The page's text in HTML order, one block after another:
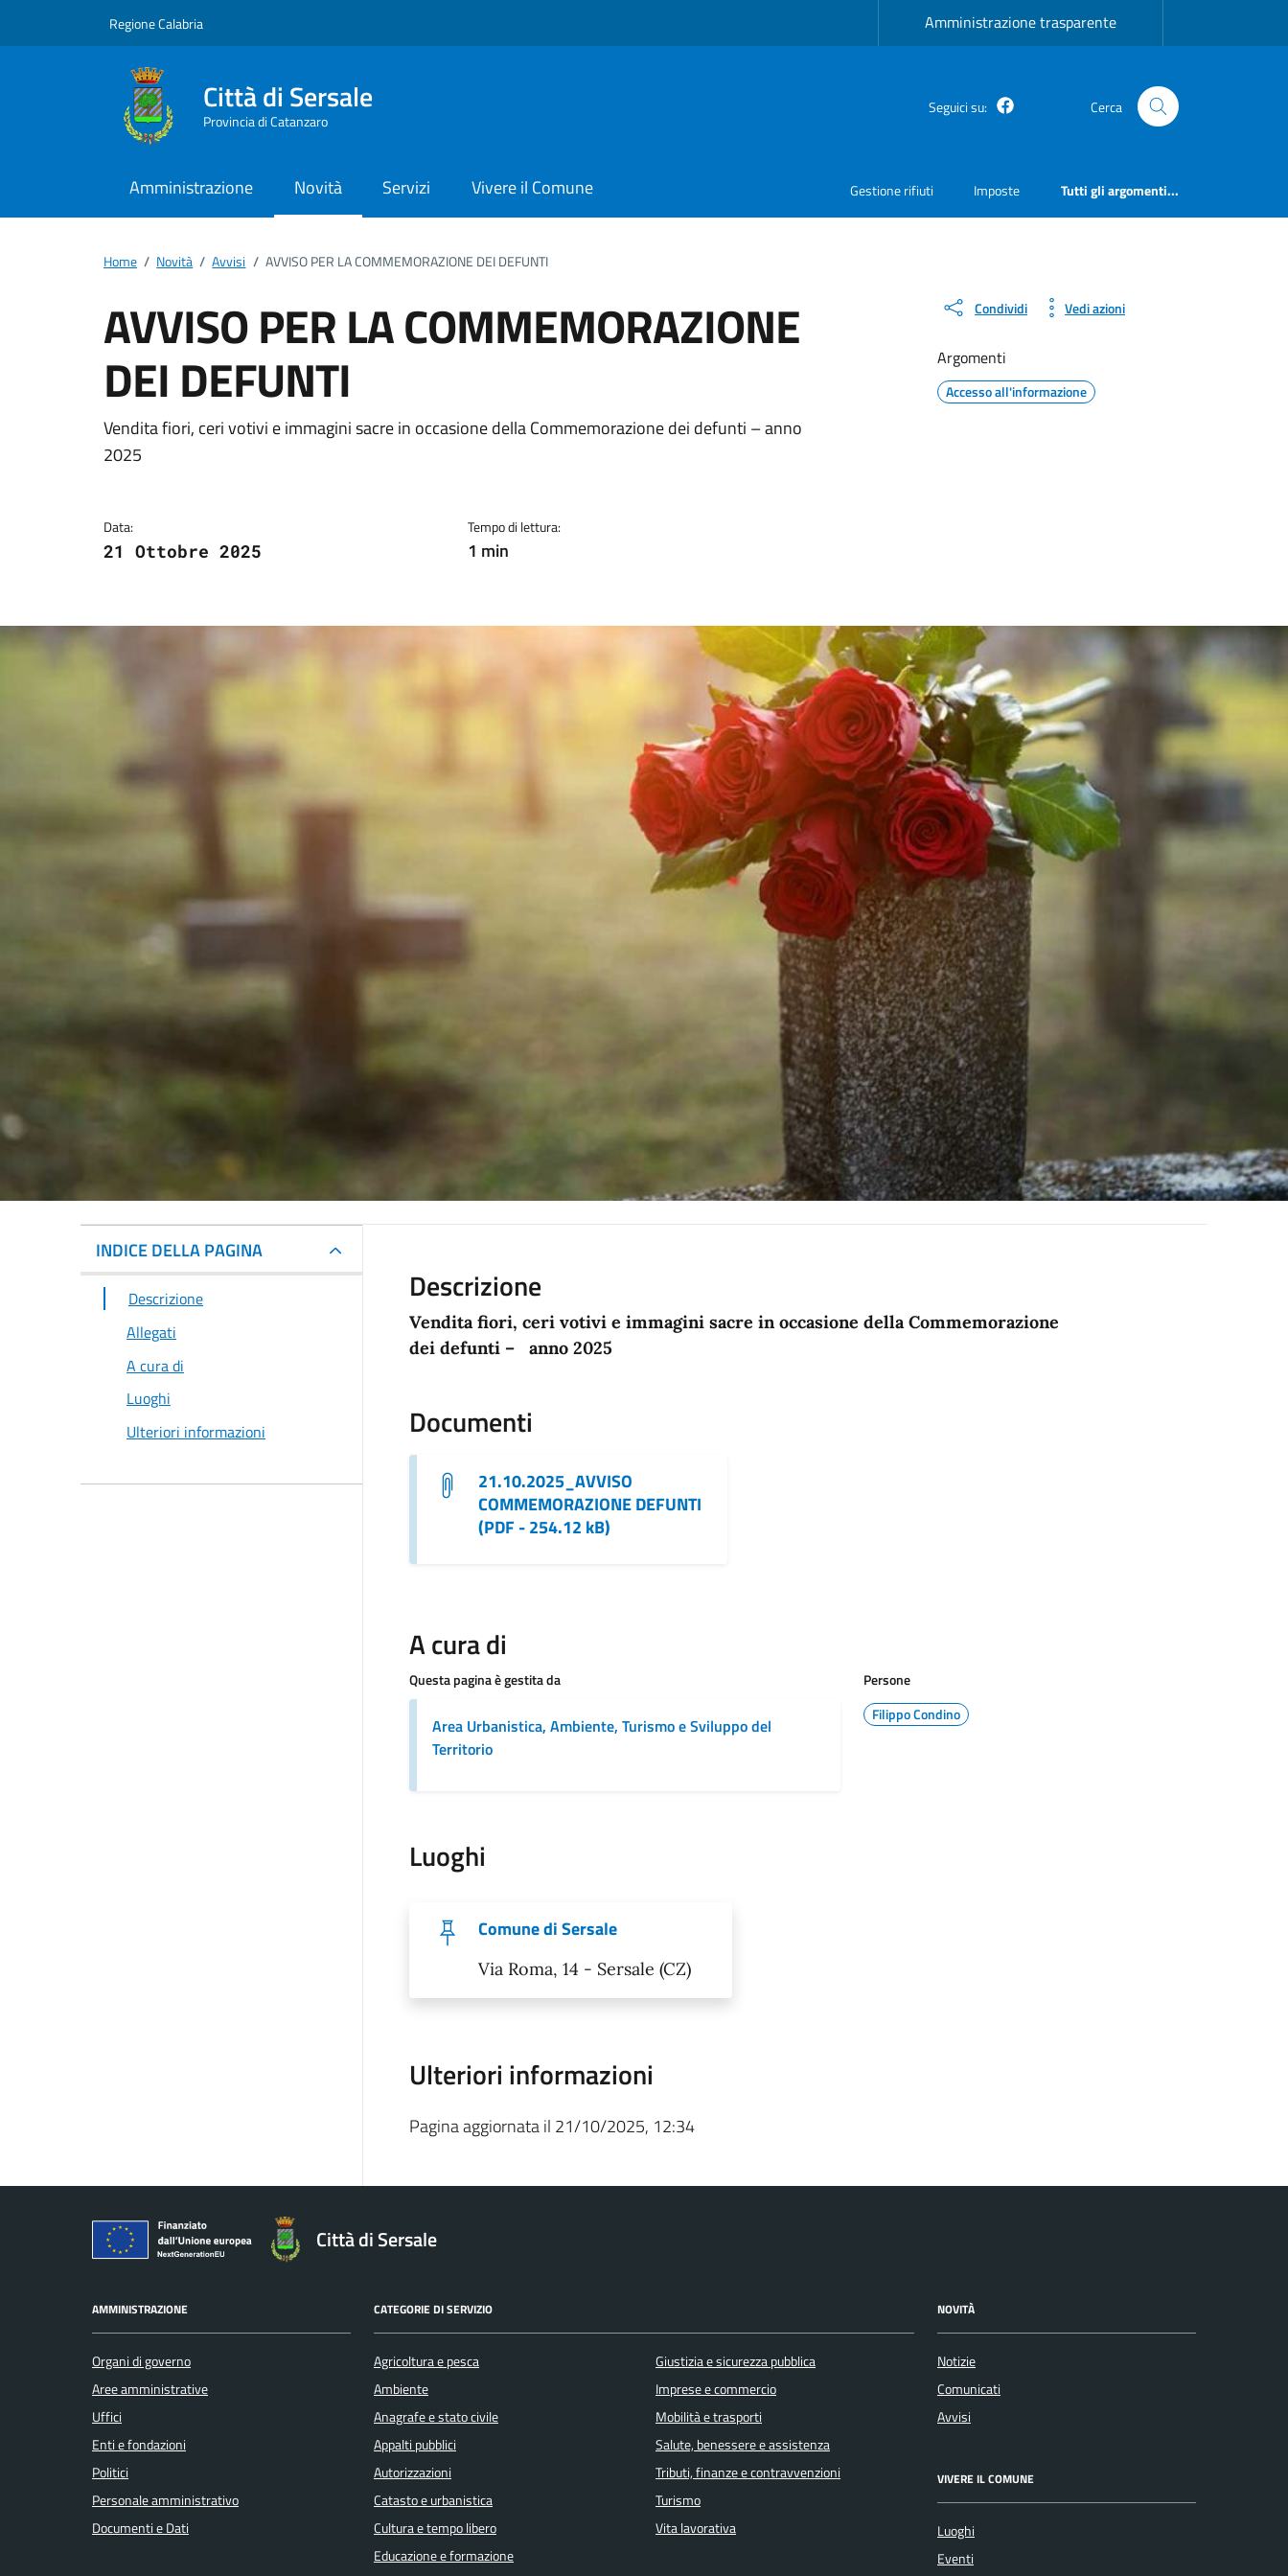
Regione Calabria Amministrazione trasparente
Città di Sersale
Provincia di Catanzaro
Seguici su: Facebook Cerca
Amministrazione Novità Servizi Vivere il Comune Gestione rifiuti Imposte Tutti gli argomenti...
Home / Novità / Avvisi / AVVISO PER LA COMMEMORAZIONE DEI DEFUNTI
AVVISO PER LA COMMEMORAZIONE
DEI DEFUNTI
Dettagli della notizia
Vendita fiori, ceri votivi e immagini sacre in occasione della Commemorazione dei defunti – anno
2025
Data:
21 Ottobre 2025
Tempo di lettura:
1 min
Condividi Vedi azioni
Argomenti
Accesso all'informazione
INDICE DELLA PAGINA
Descrizione
Allegati
A cura di
Luoghi
Ulteriori informazioni
Descrizione
Vendita fiori, ceri votivi e immagini sacre in occasione della Commemorazione
dei defunti – anno 2025
Documenti
21.10.2025_AVVISO
COMMEMORAZIONE DEFUNTI
(PDF - 254.12 kB)
A cura di
Questa pagina è gestita da
Area Urbanistica, Ambiente, Turismo e Sviluppo del
Territorio
Persone
Filippo Condino
Luoghi
Comune di Sersale
Via Roma, 14 - Sersale (CZ)
Ulteriori informazioni
Pagina aggiornata il 21/10/2025, 12:34
Città di Sersale
AMMINISTRAZIONE
Organi di governo
Aree amministrative
Uffici
Enti e fondazioni
Politici
Personale amministrativo
Documenti e Dati
CATEGORIE DI SERVIZIO
Agricoltura e pesca
Ambiente
Anagrafe e stato civile
Appalti pubblici
Autorizzazioni
Catasto e urbanistica
Cultura e tempo libero
Educazione e formazione
Giustizia e sicurezza pubblica
Imprese e commercio
Mobilità e trasporti
Salute, benessere e assistenza
Tributi, finanze e contravvenzioni
Turismo
Vita lavorativa
NOVITÀ
Notizie
Comunicati
Avvisi
VIVERE IL COMUNE
Luoghi
Eventi